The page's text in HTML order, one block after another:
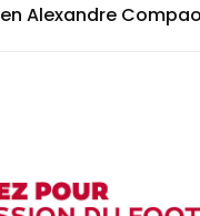
Alexandre